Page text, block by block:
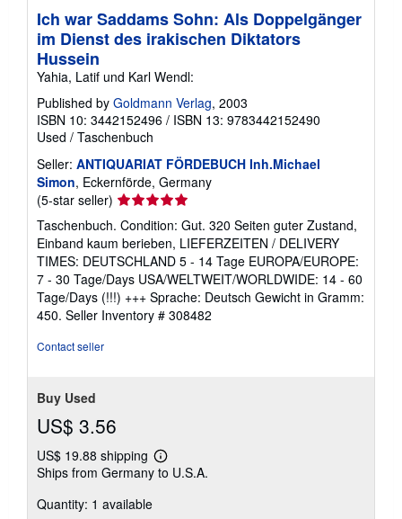
Ich war Saddams Sohn: Als Doppelgänger
im Dienst des irakischen Diktators
Hussein
Yahia, Latif und Karl Wendl:
Published by Goldmann Verlag, 2003
ISBN 10: 3442152496 / ISBN 13: 9783442152490
Used / Taschenbuch
Seller: ANTIQUARIAT FÖRDEBUCH Inh.Michael
Simon, Eckernförde, Germany
(5-star seller) Seller
rating
5
out
of
5
stars
Taschenbuch. Condition: Gut. 320 Seiten guter Zustand,
Einband kaum berieben, LIEFERZEITEN / DELIVERY
TIMES: DEUTSCHLAND 5 - 14 Tage EUROPA/EUROPE:
7 - 30 Tage/Days USA/WELTWEIT/WORLDWIDE: 14 - 60
Tage/Days (!!!) +++ Sprache: Deutsch Gewicht in Gramm:
450. Seller Inventory # 308482
Contact seller
Buy Used
US$ 3.56
US$ 19.88 shipping
Learn
more
Ships from Germany to U.S.A.
Quantity: 1 available